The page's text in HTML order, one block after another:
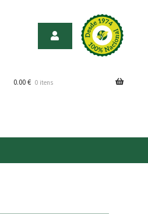
0.00€ 0 itens